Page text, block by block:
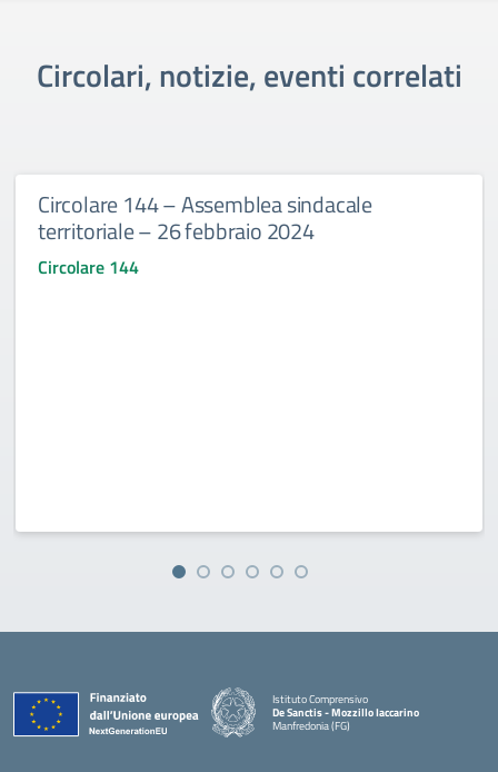
Circolari, notizie, eventi correlati
Circolare 144 – Assemblea sindacale
territoriale – 26 febbraio 2024
Circolare 144
Istituto Comprensivo
De Sanctis - Mozzillo Iaccarino
Manfredonia (FG)